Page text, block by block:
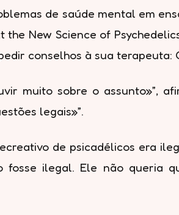
de saúde mental em
New Science of
conselhos à sua
muito sobre o assunto»”,
legais»”.
de psicadélicos era
ilegal. Ele não queria